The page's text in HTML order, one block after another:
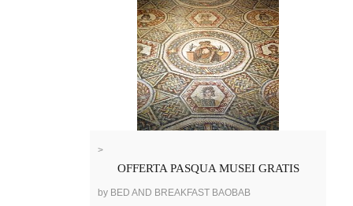
>
OFFERTA PASQUA MUSEI GRATIS
by BED AND BREAKFAST BAOBAB